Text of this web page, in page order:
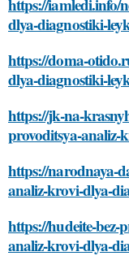
https://iamledi.info/
dlya-diagnostiki-
https://doma-
dlya-diagnostiki-
https://jk-na-
provoditsya-analiz-
https://narodnaya-
analiz-krovi-dlya-
https://hudeite-bez-
analiz-krovi-dlya-